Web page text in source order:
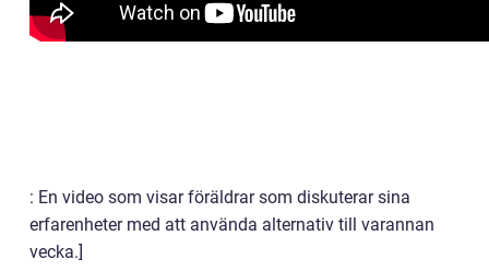
: En video som visar föräldrar som diskuterar sina
erfarenheter med att använda alternativ till varannan
vecka.]